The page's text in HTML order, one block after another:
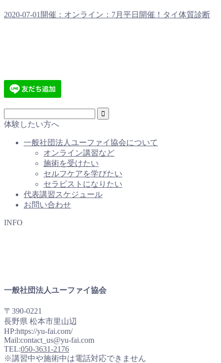
2020-07-01開催：オンライン：7月平日開催！タイ体質診断
体験したい方へ
一般社団法人ユーファイ協会について
オンライン講習など
施術を受けたい
セルフケアを学びたい
セラピストになりたい
代表講習スケジュール
お問い合わせ
INFO
一般社団法人ユーファイ協会
〒390-0221
長野県 松本市里山辺
HP:https://yu-fai.com/
Mail:contact_us@yu-fai.com
TEL:050-3631-2176
※講習中や施術中は電話対応できません